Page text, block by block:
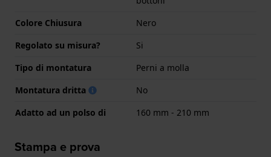
Colore Chiusura
Nero
Regolato su misura?
Si
Tipo di montatura
Perni a molla
Montatura dritta
No
Adatto ad un polso di
160 mm - 210 mm
Stampa e prova